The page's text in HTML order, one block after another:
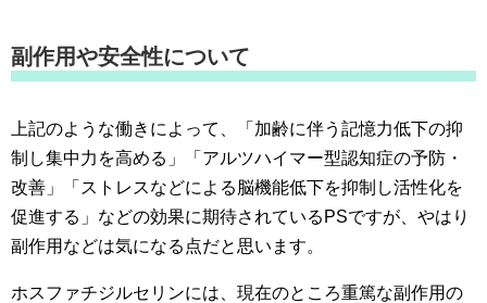
副作用や安全性について
上記のような働きによって、「加齢に伴う記憶力低下の抑
制し集中力を高める」「アルツハイマー型認知症の予防・
改善」「ストレスなどによる脳機能低下を抑制し活性化を
促進する」などの効果に期待されているPSですが、やはり
副作用などは気になる点だと思います。
ホスファチジルセリンには、現在のところ重篤な副作用の